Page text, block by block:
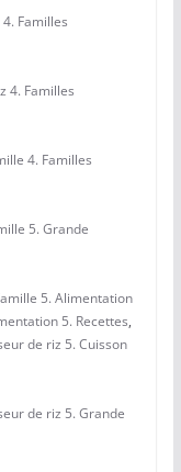
Familles
4. Familles
4. Familles
5. Grande
5. Alimentation
5. Recettes,
de riz 5. Cuisson
de riz 5. Grande